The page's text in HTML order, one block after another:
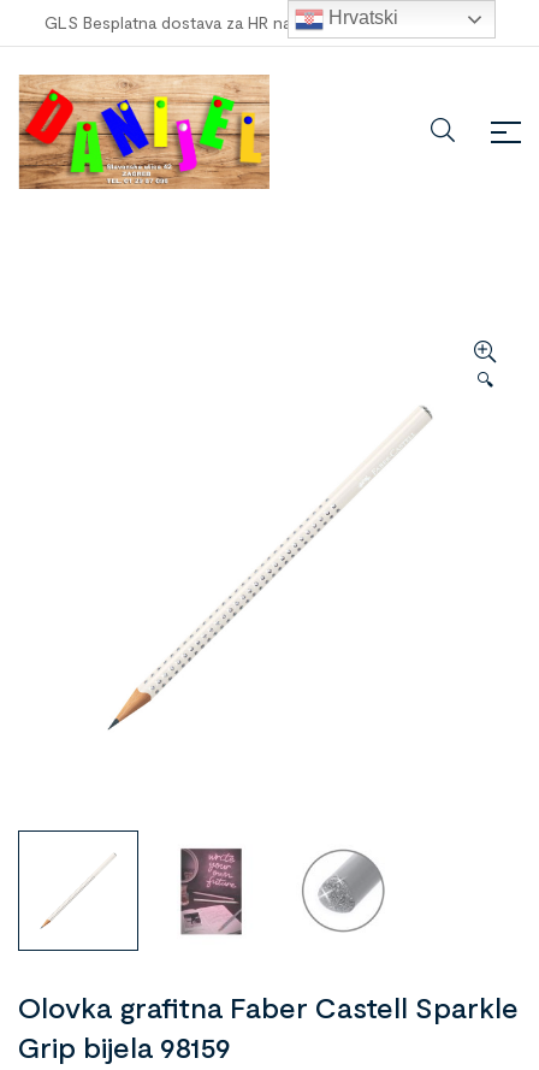
GLS Besplatna dostava za HR narudžbe veće od 100,00 €
🔍
Olovka grafitna Faber Castell Sparkle
Grip bijela 98159
Hrvatski